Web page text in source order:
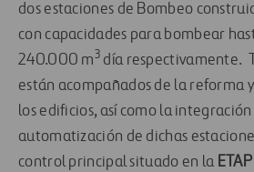
dos estaciones de Bombeo
con capacidades para bombear
240.000 m3 día respectivamente.
están acompañados de la reforma
los edificios, así como la
automatización de dichas
control principal situado en la ETAP